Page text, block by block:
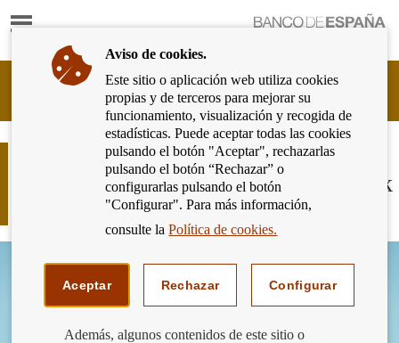
Mostrar
Ir
página
de
inicio
del
Banco
de
España
Cliente
Bancario
Banco
España
Eurosistema,
Extrema las precauciones en el
comercio electrónico durante el Black
Aviso de cookies.
Este sitio o aplicación web utiliza cookies
propias y de terceros para mejorar su
funcionamiento, visualización y recogida de
estadísticas. Puede aceptar todas las cookies
pulsando el botón "Aceptar", rechazarlas
pulsando el botón “Rechazar” o
configurarlas pulsando el botón
"Configurar". Para más información,
consulte laPolítica de cookies.
Aceptar Rechazar Configurar
Además, algunos contenidos de este sitio o